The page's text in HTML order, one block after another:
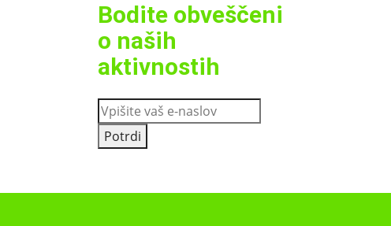
Bodite obveščeni
o naših
aktivnostih